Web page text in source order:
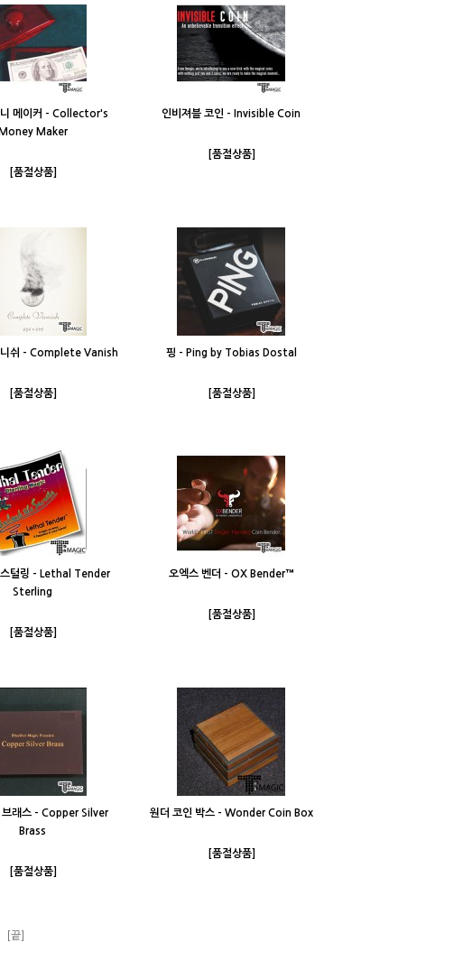
니 메이커 - Collector's
Money Maker
[품절상품]
인비져블 코인 - Invisible Coin
[품절상품]
니쉬 - Complete Vanish
[품절상품]
핑 - Ping by Tobias Dostal
[품절상품]
스털링 - Lethal Tender
Sterling
[품절상품]
오엑스 벤더 - OX Bender™
[품절상품]
브래스 - Copper Silver
Brass
[품절상품]
원더 코인 박스 - Wonder Coin Box
[품절상품]
[끝]